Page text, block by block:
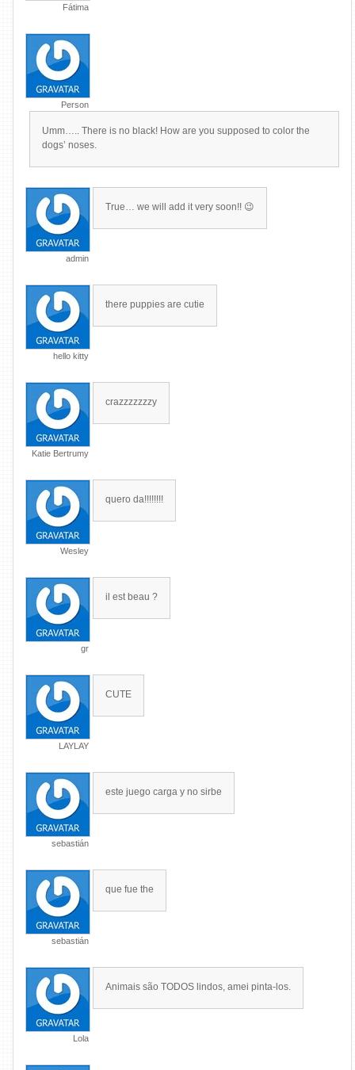
Fátima
Person
Umm….. There is no black! How are you supposed to color the
dogs’ noses.
admin
True… we will add it very soon!! 😉
hello kitty
there puppies are cutie
Katie Bertrumy
crazzzzzzzy
Wesley
quero da!!!!!!!!
gr
il est beau ?
LAYLAY
CUTE
sebastián
este juego carga y no sirbe
sebastián
que fue the
Lola
Animais são TODOS lindos, amei pinta-los.